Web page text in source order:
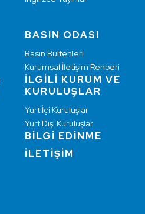
BASIN ODASI
Basın Bültenleri
Kurumsal İletişim Rehberi
İLGİLİ KURUM VE
KURULUŞLAR
Yurt İçi Kuruluşlar
Yurt Dışı Kuruluşlar
BİLGİ EDİNME
İLETİŞİM